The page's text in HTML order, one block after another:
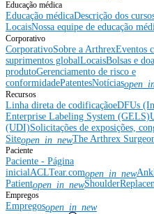
Educação médica
Educação médicaDescrição dos
LocaisNossa equipe de educação
Corporativo
CorporativoSobre a ArthrexEventos
suprimentos globalLocaisBolsas e
produtoGerenciamento de risco e
conformidadePatentesNotícias
Recursos
Linha direta de codificaçãoeDFUs
Enterprise Labeling System (GELS)
(UDI)Solicitações de exposições,
Siteopen_in_newThe Arthrex
Paciente
Paciente - Página
inicialACLTear.comopen_in_new
Patientopen_in_new
Empregos
Empregosopen_in_new